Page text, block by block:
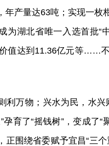
年产量达63吨；实现一枚
为湖北省唯一入选首批“
值达到11.36亿元等……
利万物；兴水为民，水
孕育了“摇钱树”，变成了
正围绕省委赋予宜昌“三